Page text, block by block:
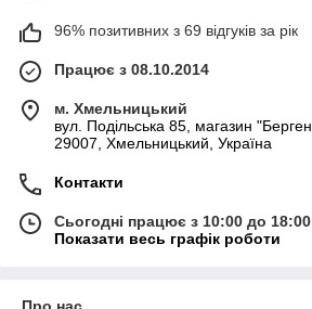
96% позитивних з 69 відгуків за рік
Працює з 08.10.2014
м. Хмельницький
вул. Подільська 85, магазин
29007, Хмельницький, Україна
Контакти
Сьогодні працює з 10:00 до 18:00
Показати весь графік роботи